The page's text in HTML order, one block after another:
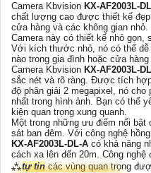
Camera Kbvision KX-AF2003L-
chất lượng cao được thiết kế
cửa hàng và các không gian nhỏ.
Camera này có thiết kế nhỏ gọn,
Với kích thước nhỏ, nó có thể
nào trong gia đình hoặc cửa
Camera Kbvision KX-AF2003L-
sắc nét và rõ ràng. Được tích
độ phân giải 2 megapixel, nó
nhất trong hình ảnh. Bạn có thể
kiện quan trọng xung quanh.
Một trong những ưu điểm nổi bật
sát ban đêm. Với công nghệ
KX-AF2003L-DL-A có khả năng
cách xa lên đến 20m. Công
⁂tự tincác vùng quan trọng